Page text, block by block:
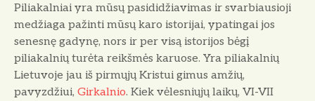
Piliakalniai yra mūsų pasididžiavimas ir svarbiausioji
medžiaga pažinti mūsų karo istorijai, ypatingai jos
senesnę gadynę, nors ir per visą istorijos bėgį
piliakalnių turėta reikšmės karuose. Yra piliakalnių
Lietuvoje jau iš pirmųjų Kristui gimus amžių,
pavyzdžiui, Girkalnio. Kiek vėlesniųjų laikų, VI-VII